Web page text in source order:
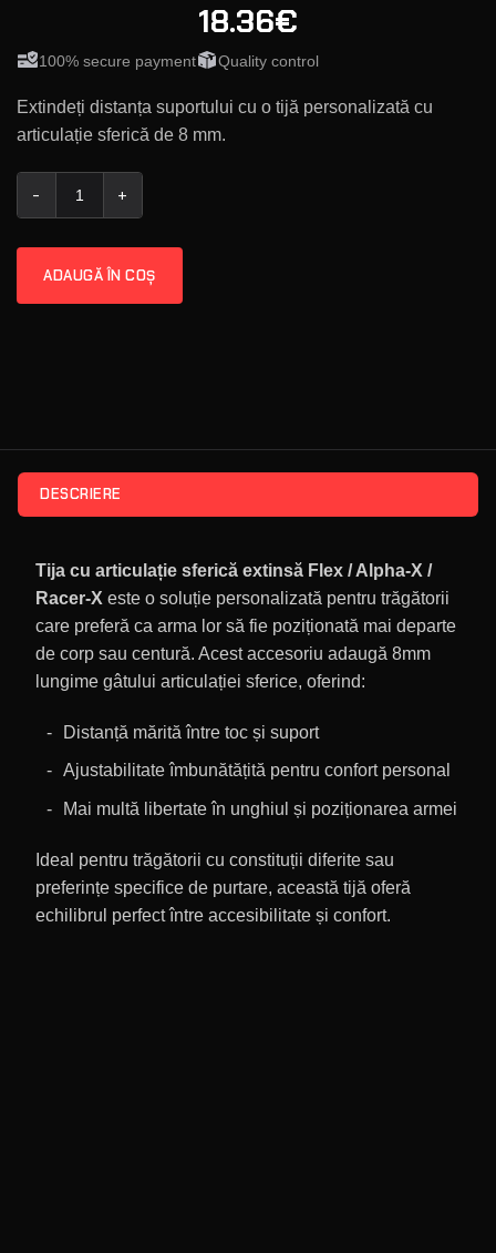
18.36€
100% secure payment Quality control
Extindeți distanța suportului cu o tijă personalizată cu
articulație sferică de 8 mm.
ADAUGĂ ÎN COȘ
DESCRIERE
Tija cu articulație sferică extinsă Flex / Alpha-X /
Racer-X este o soluție personalizată pentru trăgătorii
care preferă ca arma lor să fie poziționată mai departe
de corp sau centură. Acest accesoriu adaugă 8mm
lungime gâtului articulației sferice, oferind:
Distanță mărită între toc și suport
Ajustabilitate îmbunătățită pentru confort personal
Mai multă libertate în unghiul și poziționarea armei
Ideal pentru trăgătorii cu constituții diferite sau
preferințe specifice de purtare, această tijă oferă
echilibrul perfect între accesibilitate și confort.